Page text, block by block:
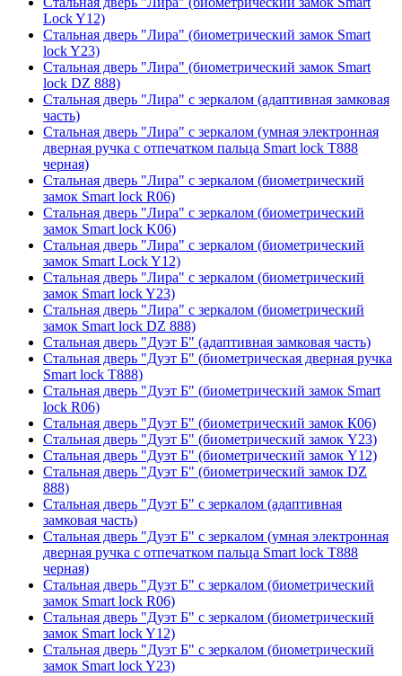
Lock Y12)
Стальная дверь "Лира" (биометрический замок Smart
lock Y23)
Стальная дверь "Лира" (биометрический замок Smart
lock DZ 888)
Стальная дверь "Лира" с зеркалом (адаптивная замковая
часть)
Стальная дверь "Лира" с зеркалом (умная электронная
дверная ручка с отпечатком пальца Smart lock T888
черная)
Стальная дверь "Лира" с зеркалом (биометрический
замок Smart lock R06)
Стальная дверь "Лира" с зеркалом (биометрический
замок Smart lock K06)
Стальная дверь "Лира" с зеркалом (биометрический
замок Smart Lock Y12)
Стальная дверь "Лира" с зеркалом (биометрический
замок Smart lock Y23)
Стальная дверь "Лира" с зеркалом (биометрический
замок Smart lock DZ 888)
Стальная дверь "Дуэт Б" (адаптивная замковая часть)
Стальная дверь "Дуэт Б" (биометрическая дверная ручка
Smart lock T888)
Стальная дверь "Дуэт Б" (биометрический замок Smart
lock R06)
Стальная дверь "Дуэт Б" (биометрический замок К06)
Стальная дверь "Дуэт Б" (биометрический замок Y23)
Стальная дверь "Дуэт Б" (биометрический замок Y12)
Стальная дверь "Дуэт Б" (биометрический замок DZ
888)
Стальная дверь "Дуэт Б" с зеркалом (адаптивная
замковая часть)
Стальная дверь "Дуэт Б" с зеркалом (умная электронная
дверная ручка с отпечатком пальца Smart lock T888
черная)
Стальная дверь "Дуэт Б" с зеркалом (биометрический
замок Smart lock R06)
Стальная дверь "Дуэт Б" с зеркалом (биометрический
замок Smart lock Y12)
Стальная дверь "Дуэт Б" с зеркалом (биометрический
замок Smart lock Y23)